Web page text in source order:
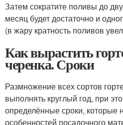
Затем сократите поливы до
месяц будет достаточно и
(в жару кратность поливов
Как вырастить
черенка. Сроки
Размножение всех сортов
выполнять круглый год, при
определённые сроки, которые
особенностей посадочного